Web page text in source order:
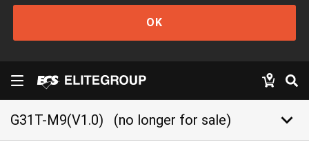
OK
G31T-M9(V1.0) (no longer for sale) keyboard_arrow_down